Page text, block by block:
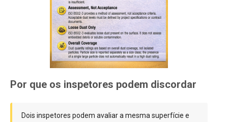
Por que os inspetores podem discordar
Dois inspetores podem avaliar a mesma superfície e